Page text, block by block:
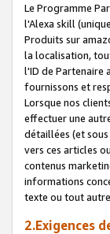
Le Programme
l'Alexa skill
Produits sur
la localisation,
l'ID de Partenaire
fournissons et
Lorsque nos
effectuer une
détaillées (et
vers ces articles
contenus
informations
texte ou tout
2.Exigences